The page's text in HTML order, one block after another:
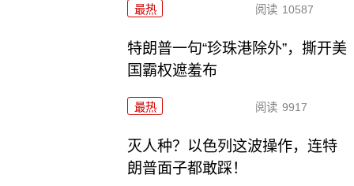
最热 阅读 10587
特朗普一句“珍珠港除外”，撕开美
国霸权遮羞布
最热 阅读 9917
灭人种？以色列这波操作，连特
朗普面子都敢踩！